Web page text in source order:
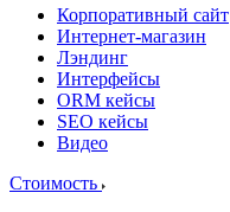
Корпоративный сайт
Интернет-магазин
Лэндинг
Интерфейсы
ORM кейсы
SEO кейсы
Видео
Стоимость